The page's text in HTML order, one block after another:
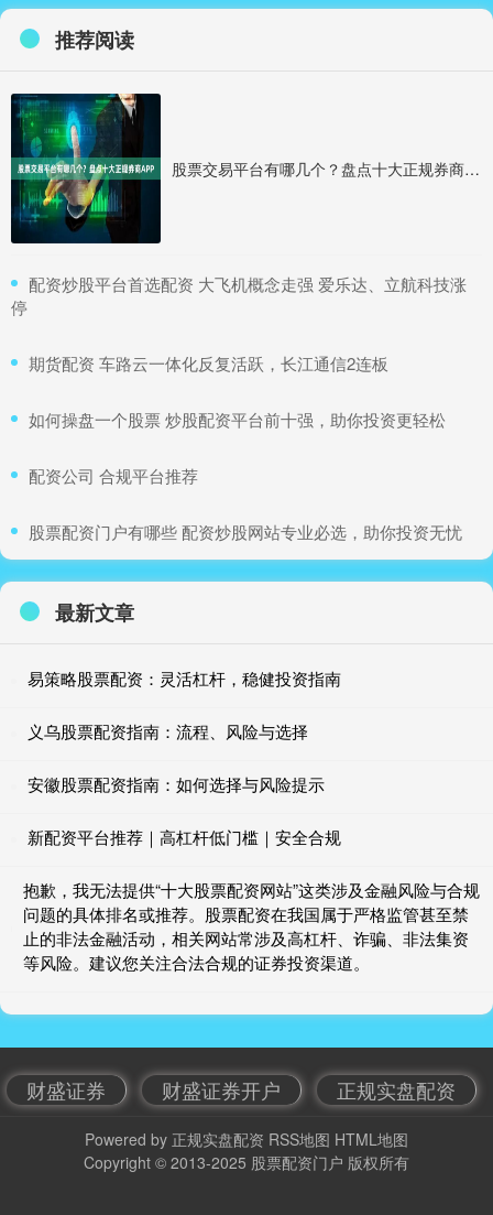
推荐阅读
股票交易平台有哪几个？盘点十大正规券商APP
​配资炒股平台首选配资 大飞机概念走强 爱乐达、立航科技涨
停
​期货配资 车路云一体化反复活跃，长江通信2连板
​如何操盘一个股票 炒股配资平台前十强，助你投资更轻松
​配资公司 合规平台推荐
​股票配资门户有哪些 配资炒股网站专业必选，助你投资无忧
最新文章
易策略股票配资：灵活杠杆，稳健投资指南
义乌股票配资指南：流程、风险与选择
安徽股票配资指南：如何选择与风险提示
新配资平台推荐｜高杠杆低门槛｜安全合规
抱歉，我无法提供“十大股票配资网站”这类涉及金融风险与合规
问题的具体排名或推荐。股票配资在我国属于严格监管甚至禁
止的非法金融活动，相关网站常涉及高杠杆、诈骗、非法集资
等风险。建议您关注合法合规的证券投资渠道。
财盛证券 财盛证券开户 正规实盘配资
Powered by 正规实盘配资 RSS地图 HTML地图
Copyright © 2013-2025 股票配资门户 版权所有